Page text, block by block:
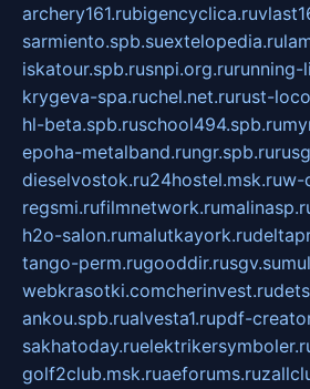
archery161.rubigencyclica.ru
sarmiento.spb.suextelopedia.ru
iskatour.spb.rusnpi.org.rurunning-
krygeva-spa.ruchel.net.rurust-
hl-beta.spb.ruschool494.spb.ru
epoha-metalband.rungr.spb.ru
dieselvostok.ru24hostel.msk.ruw-
regsmi.rufilmnetwork.ru
h2o-salon.rumalutkayork.ru
tango-perm.rugooddir.rusgv.su
webkrasotki.comcherinvest.ru
ankou.spb.rualvesta1.rupdf-
sakhatoday.ru
golf2club.msk.ruaeforums.ru